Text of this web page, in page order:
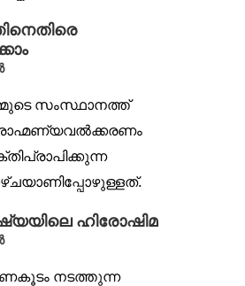
സംസ്ഥാനത്ത്
അവർ
ഹിരോഷിമ
നടത്തുന്ന